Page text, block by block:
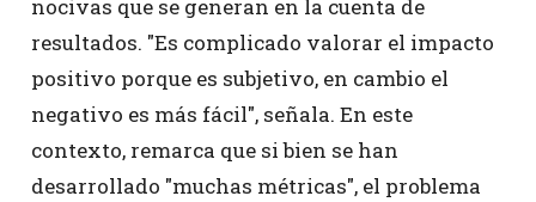
nocivas que se generan en la cuenta de
resultados. "Es complicado valorar el impacto
positivo porque es subjetivo, en cambio el
negativo es más fácil", señala. En este
contexto, remarca que si bien se han
desarrollado "muchas métricas", el problema